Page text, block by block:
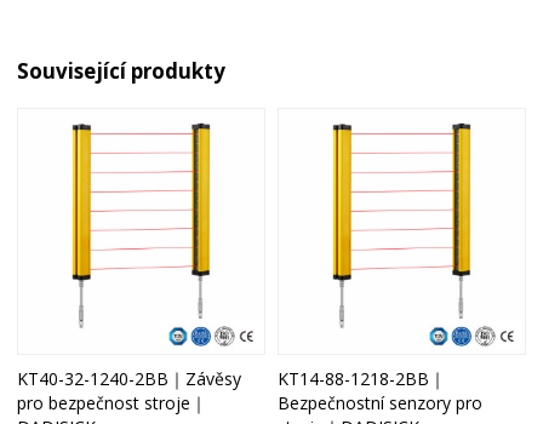
Související produkty
KT40-32-1240-2BB｜Závěsy
pro bezpečnost stroje｜
KT14-88-1218-2BB｜
Bezpečnostní senzory pro